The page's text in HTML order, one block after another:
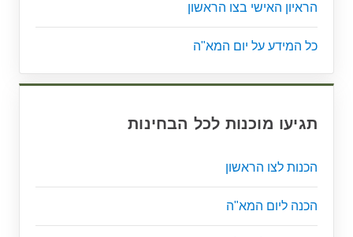
הראיון האישי בצו הראשון
כל המידע על יום המא"ה
תגיעו מוכנות לכל הבחינות
הכנות לצו הראשון
הכנה ליום המא"ה